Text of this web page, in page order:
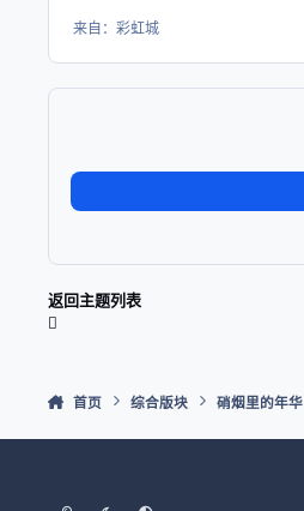
来自： 彩虹城
返回主题列表
首页 综合版块 硝烟里的年华
Light ModeDark ModeSystem Preference